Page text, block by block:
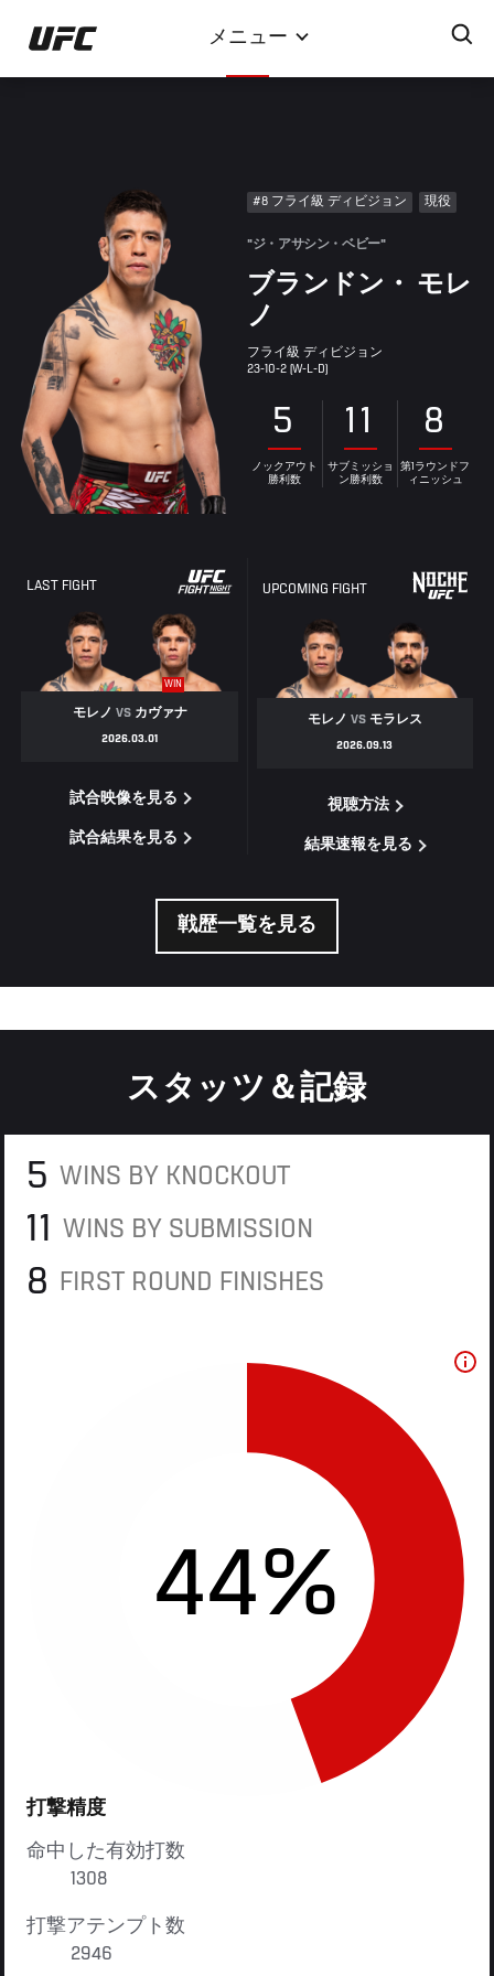
イ
ン
メニュー
#8 フライ級 ディビジョン 現役
"ジ・アサシン・ベビー"
ブランドン・ モレ
ノ
フライ級 ディビジョン
23-10-2 (W-L-D)
5
ノックアウト
勝利数
11
サブミッショ
ン勝利数
8
第1ラウンドフ
ィニッシュ
LAST FIGHT
WIN
モレノ VSカヴァナ
2026.03.01
試合映像を見る
試合結果を見る
UPCOMING FIGHT
モレノ VSモラレス
2026.09.13
視聴方法
結果速報を見る
戦歴一覧を見る
スタッツ＆記録
5 WINS BY KNOCKOUT
11 WINS BY SUBMISSION
8 FIRST ROUND FINISHES
44%
打撃精度
命中した有効打数
1308
打撃アテンプト数
2946